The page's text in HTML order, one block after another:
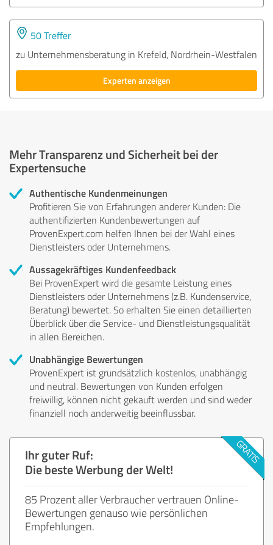
50 Treffer
zu Unternehmensberatung in Krefeld, Nordrhein-Westfalen
Experten anzeigen
Mehr Transparenz und Sicherheit bei der
Expertensuche
Authentische Kundenmeinungen
Profitieren Sie von Erfahrungen anderer Kunden: Die
authentifizierten Kundenbewertungen auf
ProvenExpert.com helfen Ihnen bei der Wahl eines
Dienstleisters oder Unternehmens.
Aussagekräftiges Kundenfeedback
Bei ProvenExpert wird die gesamte Leistung eines
Dienstleisters oder Unternehmens (z.B. Kundenservice,
Beratung) bewertet. So erhalten Sie einen detaillierten
Überblick über die Service- und Dienstleistungsqualität
in allen Bereichen.
Unabhängige Bewertungen
ProvenExpert ist grundsätzlich kostenlos, unabhängig
und neutral. Bewertungen von Kunden erfolgen
freiwillig, können nicht gekauft werden und sind weder
finanziell noch anderweitig beeinflussbar.
Ihr guter Ruf:
Die beste Werbung der Welt!
85 Prozent aller Verbraucher vertrauen Online-
Bewertungen genauso wie persönlichen
Empfehlungen.